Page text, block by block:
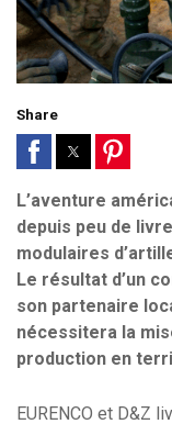
Share
L’aventure
depuis peu de
modulaires
Le résultat d’un
son partenaire
nécessitera la
production en
EURENCO et D&Z